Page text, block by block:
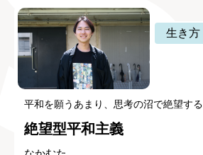
生き方
平和を願うあまり、思考の沼で絶望する
絶望型平和主義